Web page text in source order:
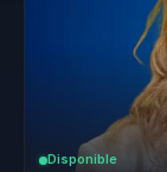
Disponible